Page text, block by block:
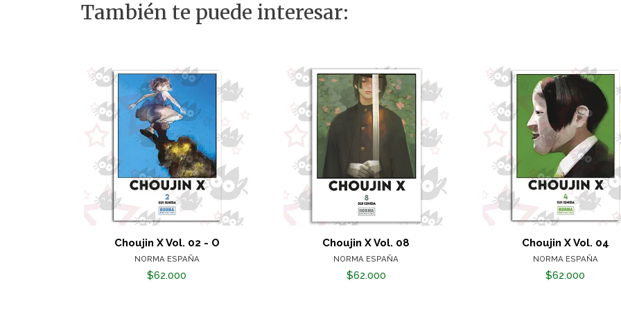
También te puede interesar:
Choujin X Vol. 02 - O
NORMA ESPAÑA
$62.000
Choujin X Vol. 08
NORMA ESPAÑA
$62.000
Choujin X Vol. 04
NORMA ESPAÑA
$62.000